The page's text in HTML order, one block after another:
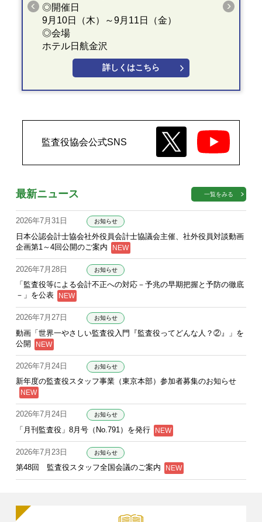
◎開催日
9月10日（木）～9月11日（金）
◎会場
ホテル日航金沢
詳しくはこちら
監査役協会公式SNS
最新ニュース 一覧をみる
2026年7月31日 お知らせ
日本公認会計士協会社外役員会計士協議会主催、社外役員対談動画
企画第1～4回公開のご案内
2026年7月28日 お知らせ
「監査役等による会計不正への対応－予兆の早期把握と予防の徹底
－」を公表
2026年7月27日 お知らせ
動画「世界一やさしい監査役入門『監査役ってどんな人？②』」を
公開
2026年7月24日 お知らせ
新年度の監査役スタッフ事業（東京本部）参加者募集のお知らせ
2026年7月24日 お知らせ
「月刊監査役」8月号（No.791）を発行
2026年7月23日 お知らせ
第48回 監査役スタッフ全国会議のご案内